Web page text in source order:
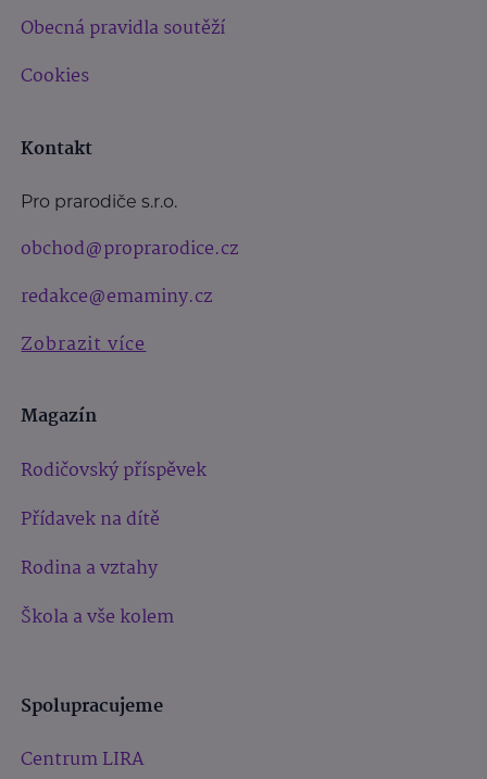
Obecná pravidla soutěží
Cookies
Kontakt
Pro prarodiče s.r.o.
obchod@proprarodice.cz
redakce@emaminy.cz
Zobrazit více
Magazín
Rodičovský příspěvek
Přídavek na dítě
Rodina a vztahy
Škola a vše kolem
Spolupracujeme
Centrum LIRA